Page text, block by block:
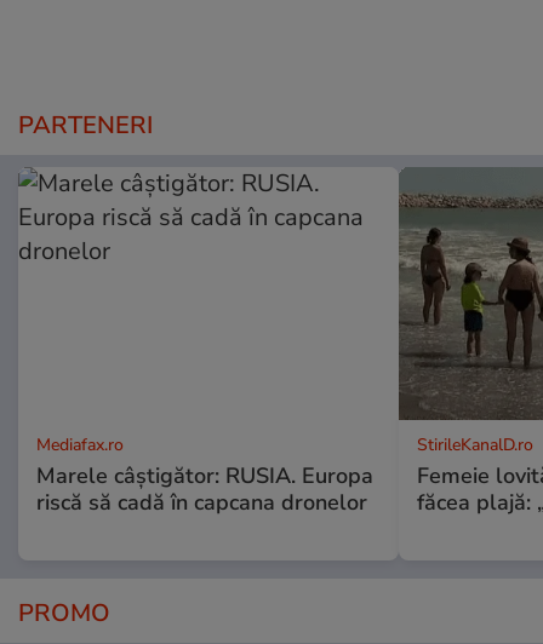
PARTENERI
Mediafax.ro
Marele câștigător: RUSIA. Europa
riscă să cadă în capcana dronelor
StirileKanalD.ro
Femeie
făcea plajă:
PROMO